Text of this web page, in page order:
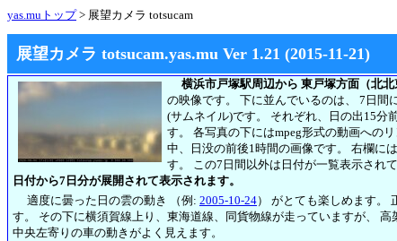
yas.muトップ> 展望カメラ totsucam
展望カメラ totsucam.yas.mu Ver 1.21 (2015-11-21)
横浜市戸塚駅周辺から 東戸塚方面（北
の映像です。 下に並んでいるのは、 7日間
(サムネイル)です。 それぞれ、日の出15分
す。 各写真の下にはmpeg形式の動画への
中、日没の前後1時間の画像です。 右欄に
す。 この7日間以外は日付が一覧表示され
日付から7日分が展開されて表示されます。
適度に曇った日の雲の動き （例: 2005-10-24） がとても楽しめます。
す。 その下に横須賀線上り、東海道線、同貨物線が走っていますが、
中央左寄りの車の動きがよく見えます。